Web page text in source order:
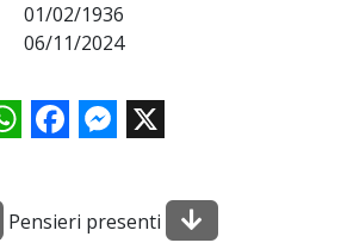
01/02/1936
06/11/2024
WhatsAppFacebookMessenger
X
Pensieri presenti